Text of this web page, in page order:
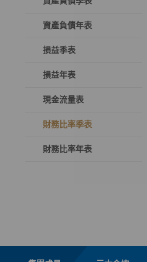
資產負債年表
損益季表
損益年表
現金流量表
財務比率季表
財務比率年表